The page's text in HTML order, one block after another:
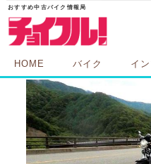
HOME バイク イ